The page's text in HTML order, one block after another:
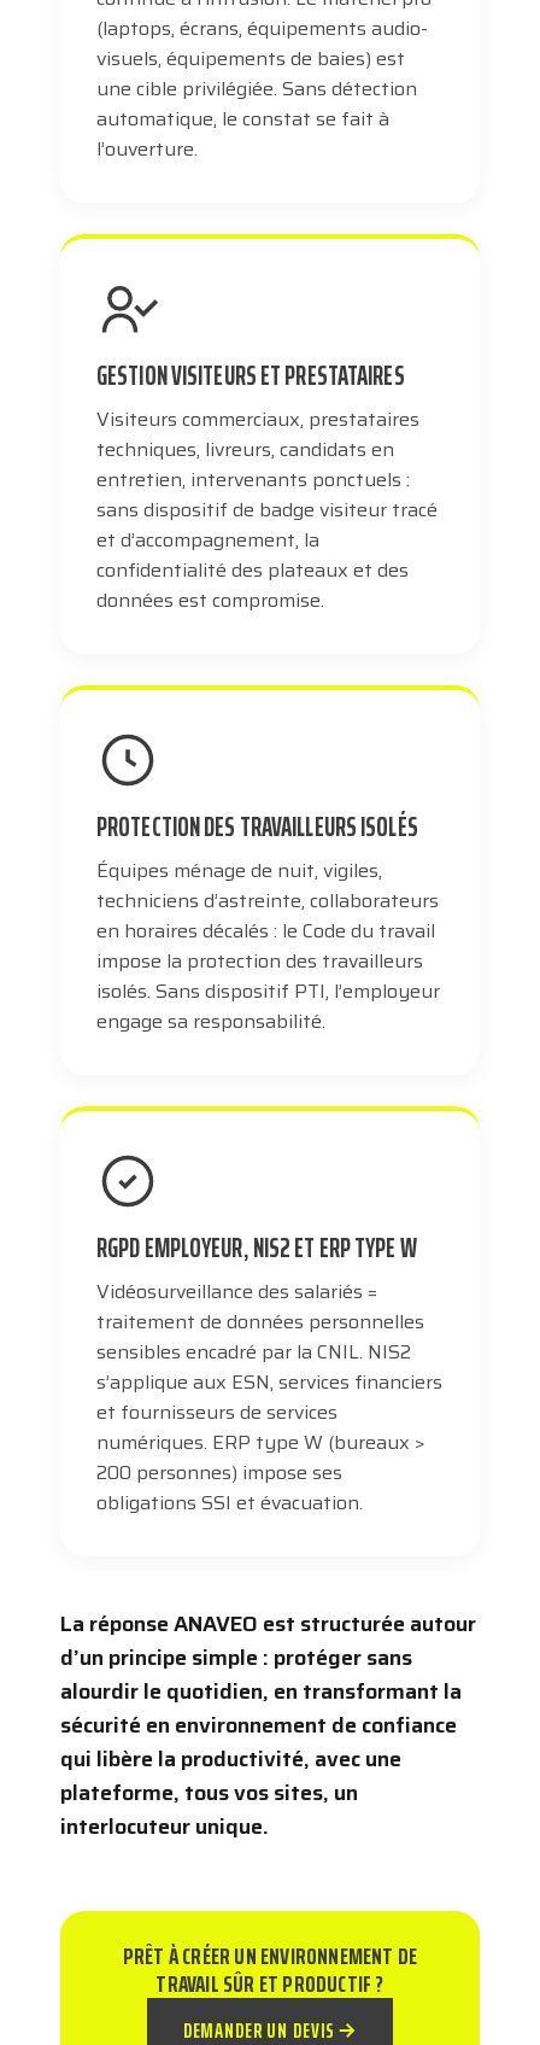
(laptops, écrans, équipements audio-
visuels, équipements de baies) est
une cible privilégiée. Sans détection
automatique, le constat se fait à
l’ouverture.
GESTION VISITEURS ET PRESTATAIRES
Visiteurs commerciaux, prestataires
techniques, livreurs, candidats en
entretien, intervenants ponctuels :
sans dispositif de badge visiteur tracé
et d’accompagnement, la
confidentialité des plateaux et des
données est compromise.
PROTECTION DES TRAVAILLEURS ISOLÉS
Équipes ménage de nuit, vigiles,
techniciens d’astreinte, collaborateurs
en horaires décalés : le Code du travail
impose la protection des travailleurs
isolés. Sans dispositif PTI, l’employeur
engage sa responsabilité.
RGPD EMPLOYEUR, NIS2 ET ERP TYPE W
Vidéosurveillance des salariés =
traitement de données personnelles
sensibles encadré par la CNIL. NIS2
s’applique aux ESN, services financiers
et fournisseurs de services
numériques. ERP type W (bureaux >
200 personnes) impose ses
obligations SSI et évacuation.
La réponse ANAVEO est structurée autour
d’un principe simple : protéger sans
alourdir le quotidien, en transformant la
sécurité en environnement de confiance
qui libère la productivité, avec une
plateforme, tous vos sites, un
interlocuteur unique.
PRÊT À CRÉER UN ENVIRONNEMENT DE
TRAVAIL SÛR ET PRODUCTIF ?
DEMANDER UN DEVIS